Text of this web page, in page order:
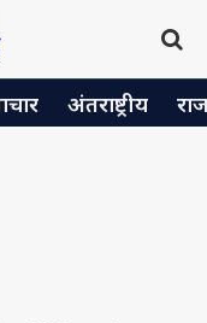
अंतराष्ट्रीय